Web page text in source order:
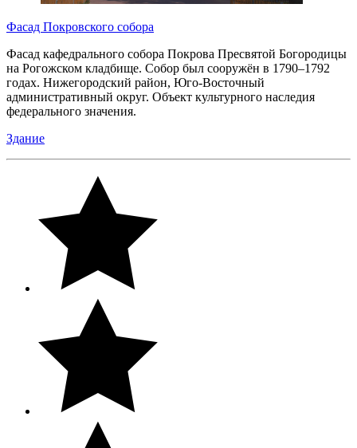
Фасад Покровского собора
Фасад кафедрального собора Покрова Пресвятой Богородицы
на Рогожском кладбище. Собор был сооружён в 1790–1792
годах. Нижегородский район, Юго-Восточный
административный округ. Объект культурного наследия
федерального значения.
Здание